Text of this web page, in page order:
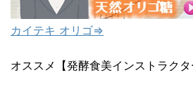
カイテキ オリゴ⇒
オススメ【発酵食美インストラクタ